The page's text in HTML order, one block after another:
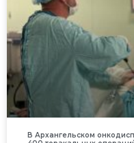
В Архангельском